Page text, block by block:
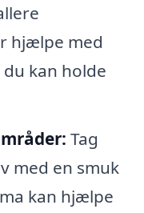
hjælpe med
kan holde
Tag
med en smuk
kan hjælpe